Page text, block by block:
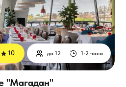
1-2 часа
до 12
"Магадан"
10